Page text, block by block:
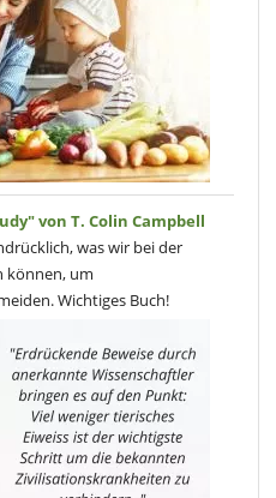
von T. Colin Campbell
was wir bei der
können, um
Wichtiges Buch!